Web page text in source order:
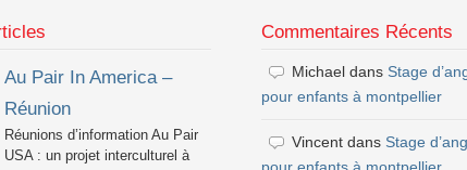
Au Pair In America –
Réunion
Réunions d’information Au Pair
USA : un projet interculturel à
Commentaires Récents
Michael dans Stage
pour enfants à montpellier
Vincent dans Stage